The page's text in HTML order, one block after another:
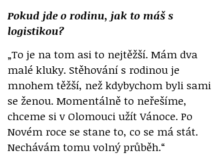
Pokud jde o rodinu, jak to máš s
logistikou?
„To je na tom asi to nejtěžší. Mám dva
malé kluky. Stěhování s rodinou je
mnohem těžší, než kdybychom byli sami
se ženou. Momentálně to neřešíme,
chceme si v Olomouci užít Vánoce. Po
Novém roce se stane to, co se má stát.
Nechávám tomu volný průběh.“